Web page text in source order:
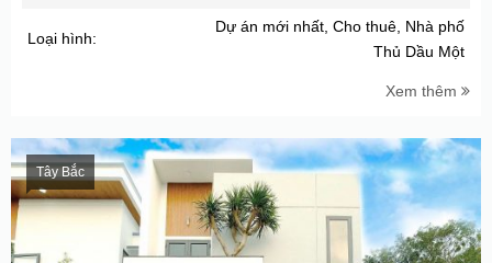
Loại hình:
Dự án mới nhất, Cho thuê, Nhà phố
Thủ Dầu Một
Xem thêm
Tây Bắc